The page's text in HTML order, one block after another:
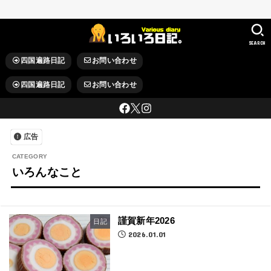
四国遍路日記 お問い合わせ
四国遍路日記 お問い合わせ
SEARCH
広告
いろんなこと
日記 謹賀新年2026
2026.01.01